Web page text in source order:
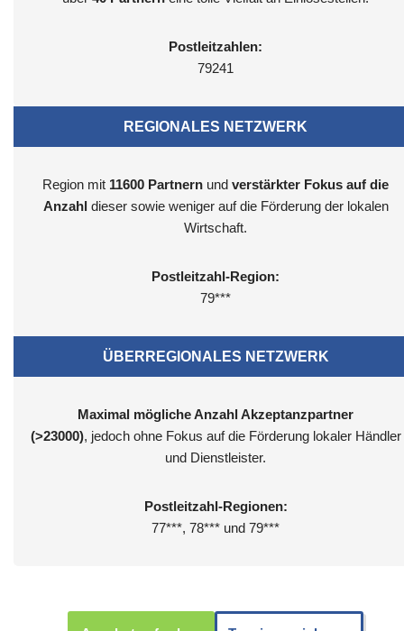
Postleitzahlen:
79241
REGIONALES NETZWERK
Region mit 11600 Partnern und verstärkter Fokus auf die
Anzahl dieser sowie weniger auf die Förderung der lokalen
Wirtschaft.
Postleitzahl-Region:
79***
ÜBERREGIONALES NETZWERK
Maximal mögliche Anzahl Akzeptanzpartner
(>23000), jedoch ohne Fokus auf die Förderung lokaler Händler
und Dienstleister.
Postleitzahl-Regionen:
77***, 78*** und 79***